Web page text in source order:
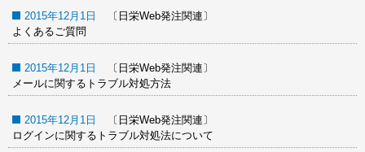
2015年12月1日
〔日栄Web発注関連〕
よくあるご質問
2015年12月1日
〔日栄Web発注関連〕
メールに関するトラブル対処方法
2015年12月1日
〔日栄Web発注関連〕
ログインに関するトラブル対処法について